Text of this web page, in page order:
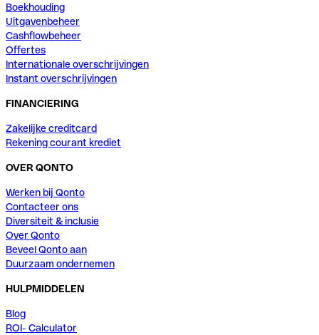
Boekhouding
Uitgavenbeheer
Cashflowbeheer
Offertes
Internationale overschrijvingen
Instant overschrijvingen
FINANCIERING
Zakelijke creditcard
Rekening courant krediet
OVER QONTO
Werken bij Qonto
Contacteer ons
Diversiteit & inclusie
Over Qonto
Beveel Qonto aan
Duurzaam ondernemen
HULPMIDDELEN
Blog
ROI- Calculator